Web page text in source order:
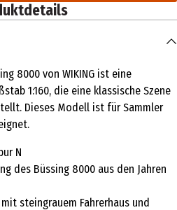
8000 von WIKING ist eine
1:160, die eine klassische Szene
Dieses Modell ist für Sammler
N
des Büssing 8000 aus den Jahren
steingrauem Fahrerhaus und